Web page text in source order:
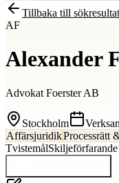
Tillbaka till
AF
Alexander
Advokat Foerster AB
Stockholm
AffärsjuridikProcessrätt
TvistemålSkiljeförfarande